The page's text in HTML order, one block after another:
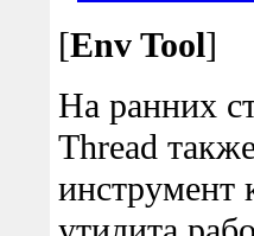
[Env Tool]
На ранних
Thread
инструмент